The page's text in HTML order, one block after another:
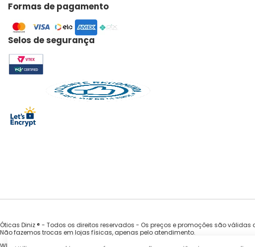
Formas de pagamento
Selos de segurança
Óticas Diniz ® - Todos os direitos reservados - Os preços e promoções são
Não fazemos trocas em lojas físicas, apenas pelo atendimento.